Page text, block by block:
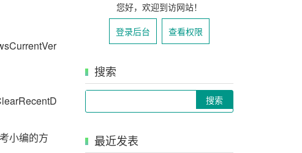
小编的方
您好，欢迎到访网站！
登录后台
查看权限
搜索
最近发表